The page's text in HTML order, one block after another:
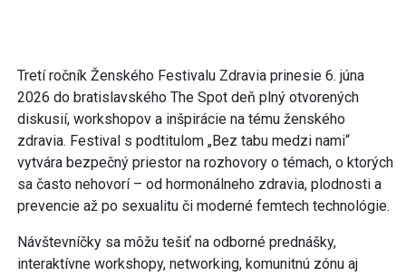
Tretí ročník Ženského Festivalu Zdravia prinesie 6. júna
2026 do bratislavského The Spot deň plný otvorených
diskusií, workshopov a inšpirácie na tému ženského
zdravia. Festival s podtitulom „Bez tabu medzi nami“
vytvára bezpečný priestor na rozhovory o témach, o ktorých
sa často nehovorí – od hormonálneho zdravia, plodnosti a
prevencie až po sexualitu či moderné femtech technológie.
Návštevníčky sa môžu tešiť na odborné prednášky,
interaktívne workshopy, networking, komunitnú zónu aj